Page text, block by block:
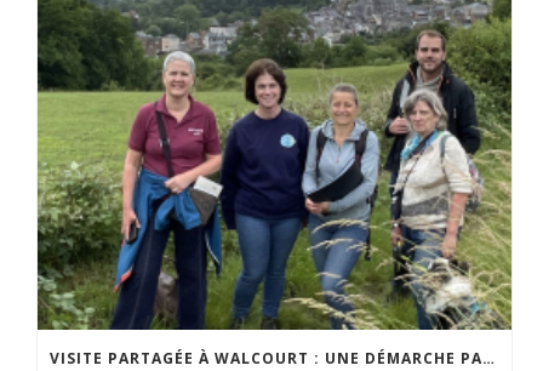
VISITE PARTAGÉE À WALCOURT : UNE DÉMARCHE PARTICIPATIVE ANIMÉE PAR ESPACE ENVIRONNEMENT